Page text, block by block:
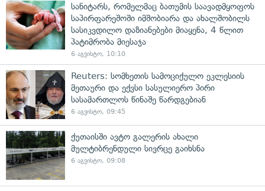
სანიტარს, რომელმაც ბათუმის საავადმყოფოს
საპირფარეშოში იმშობიარა და ახალშობილს
სასიკვდილო დაზიანებები მიაყენა, 4 წლით
პატიმრობა მიესაჯა
6 აგვისტო, 10:10
Reuters: სომხეთის სამოციქულო ეკლესიის
მეთაური და ექვსი სასულიერო პირი
სასამართლოს წინაშე წარდგებიან
6 აგვისტო, 09:45
ქუთაისში ავტო გალერის ახალი
მულტიბრენდული სივრცე გაიხსნა
6 აგვისტო, 09:08